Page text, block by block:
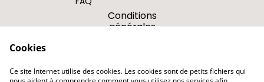
Conditions
générales
Politique de cookies
Cookies
Ce site Internet utilise des cookies. Les cookies sont de petits fichiers qui